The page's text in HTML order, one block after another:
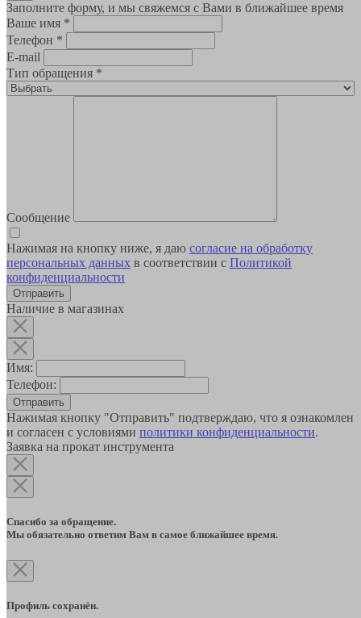
Заполните форму, и мы свяжемся с Вами в ближайшее время
Ваше имя *
Телефон *
E-mail
Тип обращения *
Сообщение
Нажимая на кнопку ниже, я даю согласие на обработку
персональных данных в соответствии с Политикой
конфиденциальности
Наличие в магазинах
Имя:
Телефон:
Отправить
Нажимая кнопку "Отправить" подтверждаю, что я ознакомлен
и согласен с условиями политики конфиденциальности.
Заявка на прокат инструмента
Спасибо за обращение.
Мы обязательно ответим Вам в самое ближайшее время.
Профиль сохранён.